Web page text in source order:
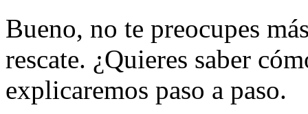
Bueno, no te preocupes
rescate. ¿Quieres saber
explicaremos paso a paso.